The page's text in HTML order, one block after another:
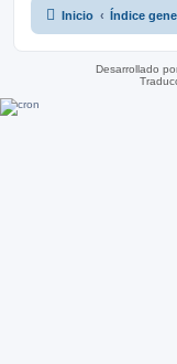
Inicio Índice
Desarrollado